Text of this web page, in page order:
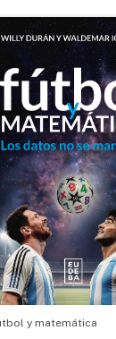
y matemática